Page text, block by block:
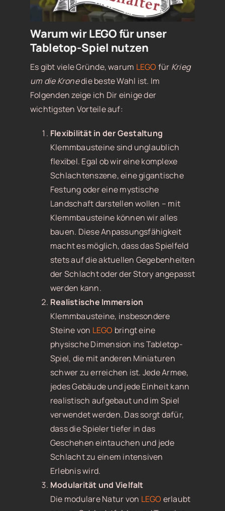
Warum wir LEGO für unser
Tabletop-Spiel nutzen
Es gibt viele Gründe, warum LEGO für Krieg
um die Kronedie beste Wahl ist. Im
Folgenden zeige ich Dir einige der
wichtigsten Vorteile auf:
Flexibilität in der Gestaltung
Klemmbausteine sind unglaublich
flexibel. Egal ob wir eine komplexe
Schlachtenszene, eine gigantische
Festung oder eine mystische
Landschaft darstellen wollen – mit
Klemmbausteine können wir alles
bauen. Diese Anpassungsfähigkeit
macht es möglich, dass das Spielfeld
stets auf die aktuellen Gegebenheiten
der Schlacht oder der Story angepasst
werden kann.
Realistische Immersion
Klemmbausteine, insbesondere
Steine von LEGO bringt eine
physische Dimension ins Tabletop-
Spiel, die mit anderen Miniaturen
schwer zu erreichen ist. Jede Armee,
jedes Gebäude und jede Einheit kann
realistisch aufgebaut und im Spiel
verwendet werden. Das sorgt dafür,
dass die Spieler tiefer in das
Geschehen eintauchen und jede
Schlacht zu einem intensiven
Erlebnis wird.
Modularität und Vielfalt
Die modulare Natur von LEGO erlaubt